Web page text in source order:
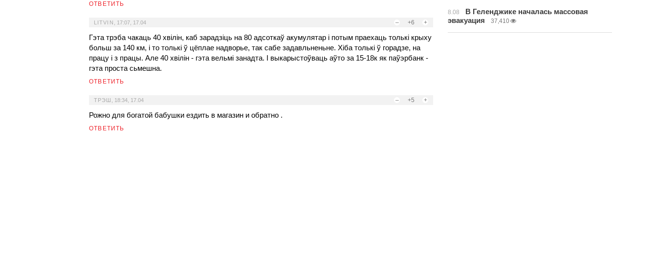
ОТВЕТИТЬ
– +6 +
LITVIN 17:07, 17.04
Гэта трэба чакаць 40 хвілін, каб зарадзіць на 80 адсоткаў акумулятар і потым праехаць толькі крыху
больш за 140 км, і то толькі ў цёплае надворье, так сабе задавльненьне. Хіба толькі ў горадзе, на
працу і з працы. Але 40 хвілін - гэта вельмі занадта. І выкарыстоўваць аўто за 15-18к як паўэрбанк -
гэта проста сьмешна.
ОТВЕТИТЬ
– +5 +
ТРЭШ 18:34, 17.04
Рожно для богатой бабушки ездить в магазин и обратно .
ОТВЕТИТЬ
8.08
В Геленджике началась массовая
эвакуация
37,410